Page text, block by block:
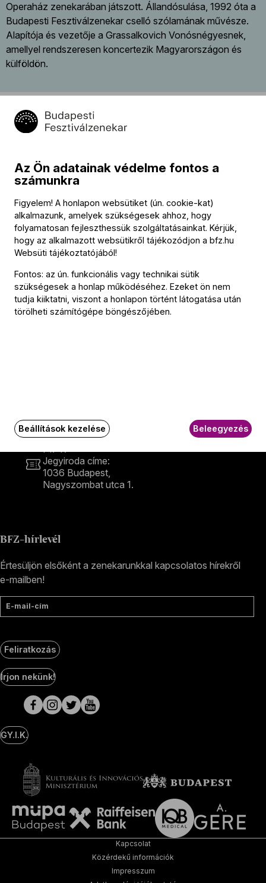
Operaház zenekarában játszott. Állandósulása, 1992 óta a
Budapesti Fesztiválzenekar cselló szólamának művésze.
Alapítója és vezetője a Grassalkovich Vonósnégyesnek,
amellyel rendszeresen koncertezik Magyarországon és
külföldön.
Postacím:
1300 Budapest,
Pf. 47
Jegyiroda címe:
1036 Budapest,
Nagyszombat utca 1.
BFZ-hírlevél
Értesüljön elsőként a zenekarunkkal kapcsolatos hírekről
e-mailben!
E-mail-cím
Feliratkozás
Social
Media
oldalak
Írjon nekünk!
GY.I.K.
Kapcsolat
Közérdekű információk
Impresszum
Az Ön adatainak védelme fontos a
számunkra
Figyelem! A honlapon websütiket (ún. cookie-kat)
alkalmazunk, amelyek szükségesek ahhoz, hogy
folyamatosan fejleszthessük szolgáltatásainkat. Kérjük,
hogy az alkalmazott websütikről tájékozódjon a bfz.hu
Websüti tájékoztatójából!
Fontos: az ún. funkcionális vagy technikai sütik
szükségesek a honlap működéséhez. Ezeket ön nem
tudja kiiktatni, viszont a honlapon történt látogatása után
törölheti számítógépe böngészőjében.
Beállítások kezelése Beleegyezés